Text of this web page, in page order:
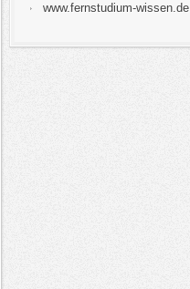
www.fernstudium-wissen.de